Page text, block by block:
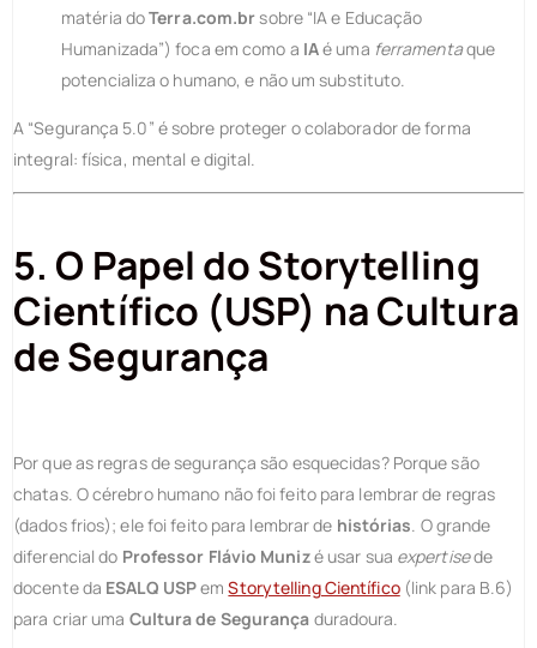
matéria doTerra.com.brsobre “IA e Educação
Humanizada”) foca em como a IAé uma ferramentaque
potencializa o humano, e não um substituto.
A “Segurança 5.0” é sobre proteger o colaborador de forma
integral: física, mental e digital.
5. O Papel do Storytelling
Científico (USP) na Cultura
de Segurança
Por que as regras de segurança são esquecidas? Porque são
chatas. O cérebro humano não foi feito para lembrar de regras
(dados frios); ele foi feito para lembrar de histórias . O grande
diferencial do Professor Flávio Munizé usar sua expertisede
docente da ESALQ USPemStorytelling Científico(link para B.6)
para criar uma Cultura de Segurança duradoura.